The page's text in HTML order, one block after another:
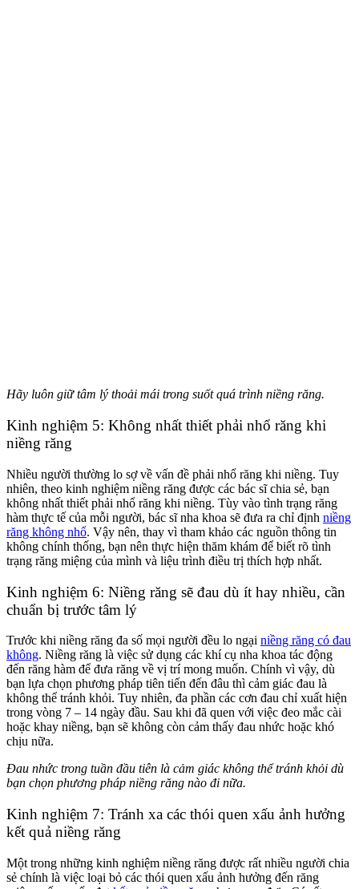
Hãy luôn giữ tâm lý thoải mái trong suốt quá trình niềng răng.
Kinh nghiệm 5: Không nhất thiết phải nhổ răng khi
niềng răng
Nhiều người thường lo sợ về vấn đề phải nhổ răng khi niềng. Tuy
nhiên, theo kinh nghiệm niềng răng được các bác sĩ chia sẻ, bạn
không nhất thiết phải nhổ răng khi niềng. Tùy vào tình trạng răng
hàm thực tế của mỗi người, bác sĩ nha khoa sẽ đưa ra chỉ định niềng
răng không nhổ. Vậy nên, thay vì tham khảo các nguồn thông tin
không chính thống, bạn nên thực hiện thăm khám để biết rõ tình
trạng răng miệng của mình và liệu trình điều trị thích hợp nhất.
Kinh nghiệm 6: Niềng răng sẽ đau dù ít hay nhiều, cần
chuẩn bị trước tâm lý
Trước khi niềng răng đa số mọi người đều lo ngại niềng răng có đau
không. Niềng răng là việc sử dụng các khí cụ nha khoa tác động
đến răng hàm để đưa răng về vị trí mong muốn. Chính vì vậy, dù
bạn lựa chọn phương pháp tiên tiến đến đâu thì cảm giác đau là
không thể tránh khỏi. Tuy nhiên, đa phần các cơn đau chỉ xuất hiện
trong vòng 7 – 14 ngày đầu. Sau khi đã quen với việc đeo mắc cài
hoặc khay niềng, bạn sẽ không còn cảm thấy đau nhức hoặc khó
chịu nữa.
Đau nhức trong tuần đầu tiên là cảm giác không thể tránh khỏi dù
bạn chọn phương pháp niềng răng nào đi nữa.
Kinh nghiệm 7: Tránh xa các thói quen xấu ảnh hưởng
kết quả niềng răng
Một trong những kinh nghiệm niềng răng được rất nhiều người chia
sẻ chính là việc loại bỏ các thói quen xấu ảnh hưởng đến răng